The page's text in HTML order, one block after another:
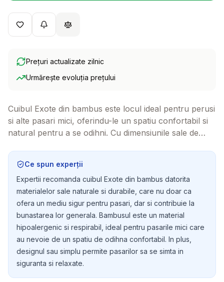
Prețuri actualizate zilnic
Urmărește evoluția prețului
Cuibul Exote din bambus este locul ideal pentru perusi
si alte pasari mici, oferindu-le un spatiu confortabil si
natural pentru a se odihni. Cu dimensiunile sale de
coltar al custii, asigurandu-le pasarilor tale un mediu
sigur si placut.
Ce spun experții
Expertii recomanda cuibul Exote din bambus datorita
materialelor sale naturale si durabile, care nu doar ca
ofera un mediu sigur pentru pasari, dar si contribuie la
bunastarea lor generala. Bambusul este un material
hipoalergenic si respirabil, ideal pentru pasarile mici care
au nevoie de un spatiu de odihna confortabil. In plus,
designul sau simplu permite pasarilor sa se simta in
siguranta si relaxate.